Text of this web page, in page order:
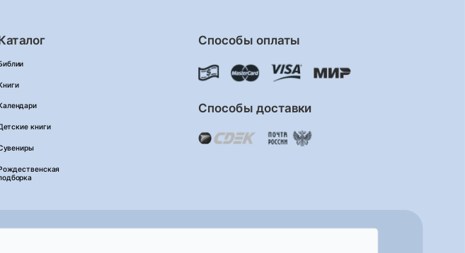
книги
Способы оплаты
Способы доставки